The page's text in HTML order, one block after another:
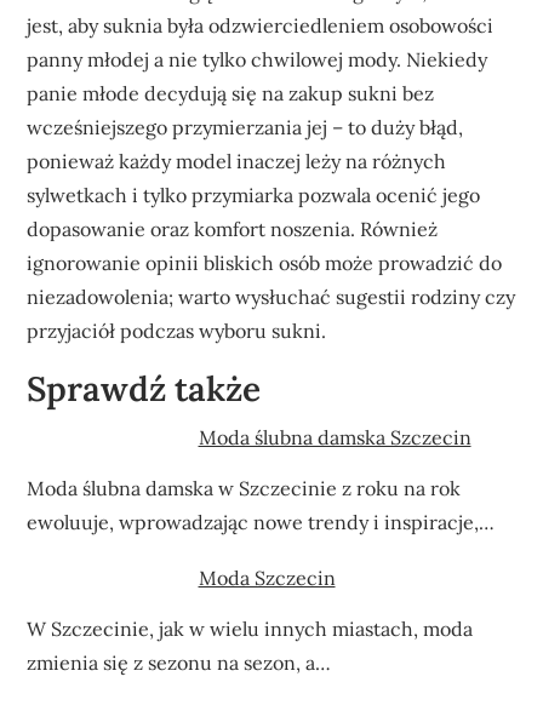
jest, aby suknia była odzwierciedleniem osobowości
panny młodej a nie tylko chwilowej mody. Niekiedy
panie młode decydują się na zakup sukni bez
wcześniejszego przymierzania jej – to duży błąd,
ponieważ każdy model inaczej leży na różnych
sylwetkach i tylko przymiarka pozwala ocenić jego
dopasowanie oraz komfort noszenia. Również
ignorowanie opinii bliskich osób może prowadzić do
niezadowolenia; warto wysłuchać sugestii rodziny czy
przyjaciół podczas wyboru sukni.
Sprawdź także
Moda ślubna damska Szczecin
Moda ślubna damska w Szczecinie z roku na rok
ewoluuje, wprowadzając nowe trendy i inspiracje,…
Moda Szczecin
W Szczecinie, jak w wielu innych miastach, moda
zmienia się z sezonu na sezon, a…